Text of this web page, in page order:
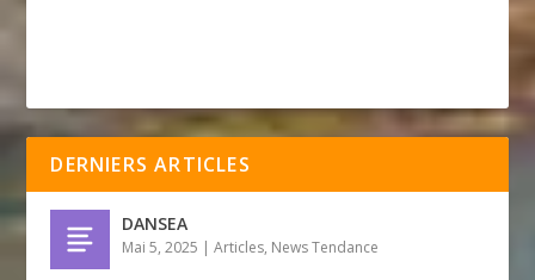
DERNIERS ARTICLES
DANSEA
Mai 5, 2025 |Articles, News Tendance